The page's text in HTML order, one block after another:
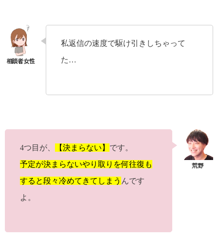
私返信の速度で駆け引きしちゃって
た…
4つ目が、 【決まらない】 です。
予定が決まらないやり取りを何往復も
すると段々冷めてきてしまう んです
よ。